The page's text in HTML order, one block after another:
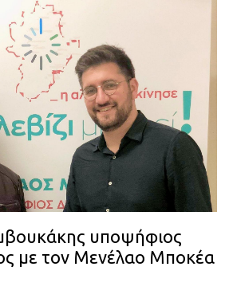
υποψήφιος
με τον Μενέλαο Μποκέα